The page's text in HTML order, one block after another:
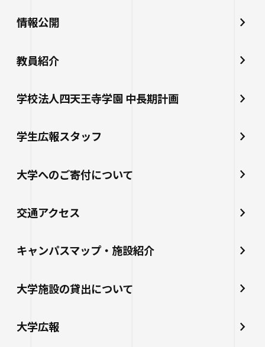
情報公開
教員紹介
学校法人四天王寺学園 中長期計画
学生広報スタッフ
大学へのご寄付について
交通アクセス
キャンパスマップ・施設紹介
大学施設の貸出について
大学広報